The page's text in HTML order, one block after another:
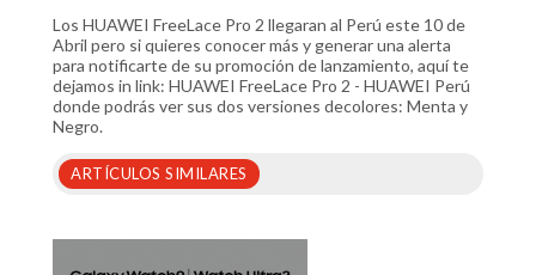
Los HUAWEI FreeLace Pro 2 llegaran al Perú este 10 de
Abril pero si quieres conocer más y generar una alerta
para notificarte de su promoción de lanzamiento, aquí te
dejamos in link: HUAWEI FreeLace Pro 2 - HUAWEI Perú
donde podrás ver sus dos versiones decolores: Menta y
Negro.
ARTÍCULOS SIMILARES